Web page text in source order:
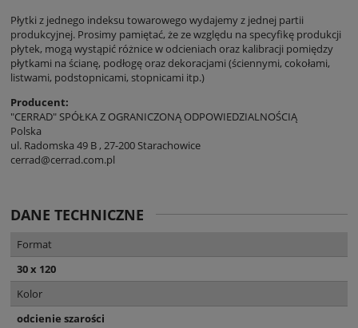
Płytki z jednego indeksu towarowego wydajemy z jednej partii
produkcyjnej. Prosimy pamiętać, że ze względu na specyfikę produkcji
płytek, mogą wystąpić różnice w odcieniach oraz kalibracji pomiędzy
płytkami na ścianę, podłogę oraz dekoracjami (ściennymi, cokołami,
listwami, podstopnicami, stopnicami itp.)
Producent:
"CERRAD" SPÓŁKA Z OGRANICZONĄ ODPOWIEDZIALNOŚCIĄ
Polska
ul. Radomska 49 B , 27-200 Starachowice
cerrad@cerrad.com.pl
DANE TECHNICZNE
Format
30 x 120
Kolor
odcienie szarości